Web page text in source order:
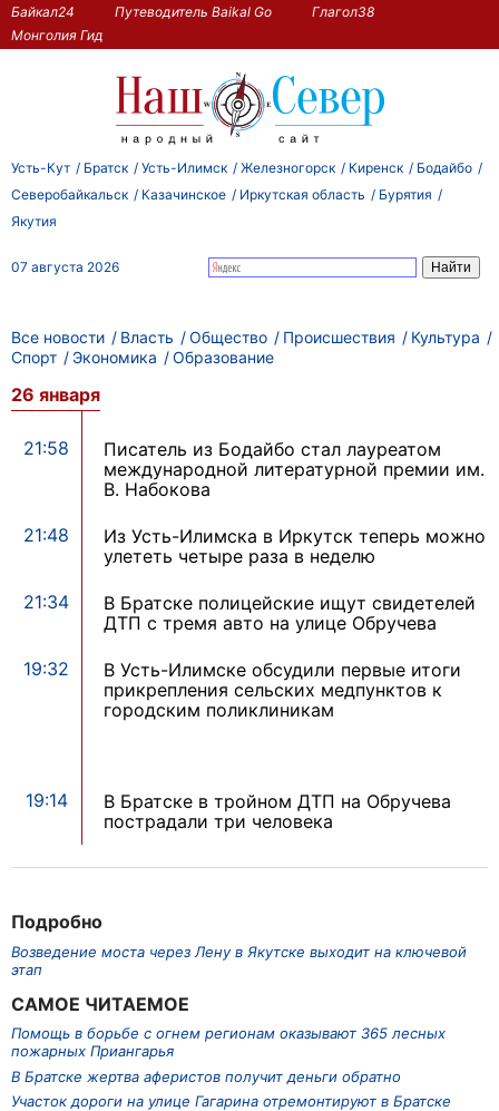
Байкал24 Путеводитель Baikal Go
Глагол38
Монголия Гид
Усть-Кут Братск Усть-Илимск Железногорск Киренск
Бодайбо
Северобайкальск
Казачинское Иркутская область
Бурятия
Якутия
07 августа 2026
Подробно
Возведение моста через Лену в Якутске выходит на ключевой
этап
САМОЕ ЧИТАЕМОЕ
Помощь в борьбе с огнем регионам оказывают 365 лесных
пожарных Приангарья
В Братске жертва аферистов получит деньги обратно
Участок дороги на улице Гагарина отремонтируют в Братске
Все новости Власть Общество Происшествия
Культура
Спорт
Экономика Образование
26 января
21:58
Писатель из Бодайбо стал лауреатом
международной литературной премии им.
В. Набокова
21:48
Из Усть-Илимска в Иркутск теперь можно
улететь четыре раза в неделю
21:34
В Братске полицейские ищут свидетелей
ДТП с тремя авто на улице Обручева
19:32
В Усть-Илимске обсудили первые итоги
прикрепления сельских медпунктов к
городским поликлиникам
19:14
В Братске в тройном ДТП на Обручева
пострадали три человека